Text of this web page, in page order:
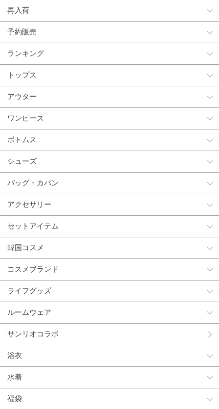
再入荷
予約販売
ランキング
トップス
アウター
ワンピース
ボトムス
シューズ
バッグ・カバン
アクセサリー
セットアイテム
韓国コスメ
コスメブランド
ライフグッズ
ルームウェア
サンリオコラボ
浴衣
水着
福袋